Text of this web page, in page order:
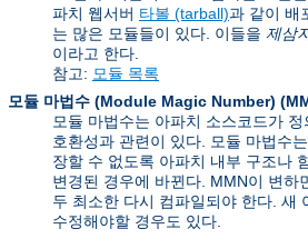
파치 웹서버 타볼 (tarball)과 같이 배
는 많은 모듈들이 있다. 이들을 제삼
이라고 한다.
참고: 모듈 목록
모듈 마법수 (Module Magic Number) (
모듈 마법수는 아파치 소스코드가
호환성과 관련이 있다. 모듈 마법수
장할 수 없도록 아파치 내부 구조나
변경된 경우에 바뀐다. MMN이 변하
두 최소한 다시 컴파일되야 한다. 새
수정해야할 경우도 있다.